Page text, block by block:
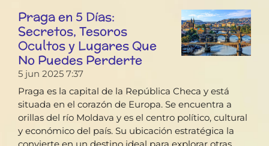
Praga en 5 Días:
Secretos, Tesoros
Ocultos y Lugares Que
No Puedes Perderte
5 jun 2025 7:37
Praga es la capital de la República Checa y está
situada en el corazón de Europa. Se encuentra a
orillas del río Moldava y es el centro político, cultural
y económico del país. Su ubicación estratégica la